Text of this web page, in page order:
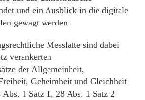
und ein Ausblick in die digitale
gewagt werden.
Messlatte sind dabei
verankerten
der Allgemeinheit,
Geheimheit und Gleichheit
1 Satz 1, 28 Abs. 1 Satz 2